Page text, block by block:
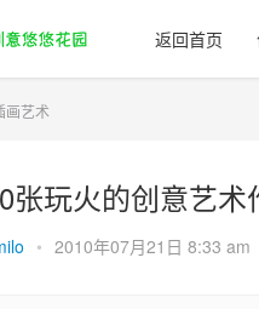
返回首页
画艺术
张玩火的创意艺术
• 2010年07月21日 8:33 am